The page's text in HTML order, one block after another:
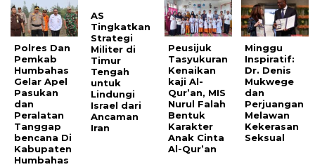
Polres Dan
Pemkab
Humbahas
Gelar Apel
Pasukan
dan
Peralatan
Tanggap
bencana Di
Kabupaten
Humbahas
AS
Tingkatkan
Strategi
Militer di
Timur
Tengah
untuk
Lindungi
Israel dari
Ancaman
Iran
Peusijuk
Tasyukuran
Kenaikan
kaji Al-
Qur’an, MIS
Nurul Falah
Bentuk
Karakter
Anak Cinta
Al-Qur’an
Minggu
Inspiratif:
Dr. Denis
Mukwege
dan
Perjuangan
Melawan
Kekerasan
Seksual